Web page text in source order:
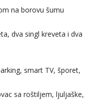
na borovu šumu
dva singl kreveta i dva
smart TV, šporet,
sa roštiljem, ljuljaške,